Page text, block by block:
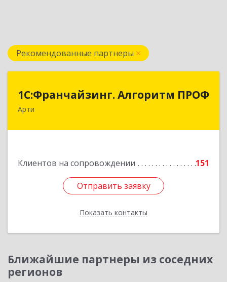
Рекомендованные партнеры
1С:Франчайзинг. Алгоритм ПРОФ
Арти
Клиентов на сопровождении 151
Отправить заявку
Показать контакты
1С:Франчайзинг. Алгоритм ПРОФ
623340, Свердловская обл, Артинский р-н, Арти
Отправить заявку
Назад
Ближайшие партнеры из соседних
регионов